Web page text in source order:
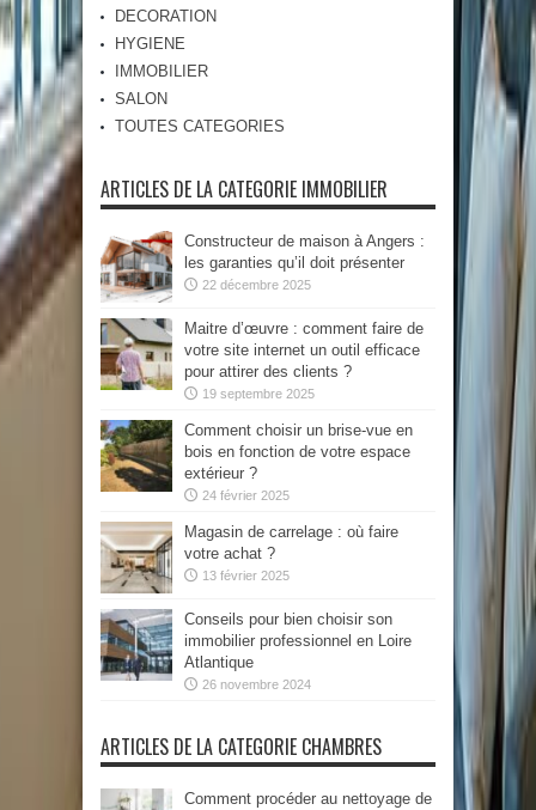
DECORATION
HYGIENE
IMMOBILIER
SALON
TOUTES CATEGORIES
ARTICLES DE LA CATEGORIE IMMOBILIER
Constructeur de maison à Angers :
les garanties qu’il doit présenter
22 décembre 2025
Maitre d’œuvre : comment faire de
votre site internet un outil efficace
pour attirer des clients ?
19 septembre 2025
Comment choisir un brise-vue en
bois en fonction de votre espace
extérieur ?
24 février 2025
Magasin de carrelage : où faire
votre achat ?
13 février 2025
Conseils pour bien choisir son
immobilier professionnel en Loire
Atlantique
26 novembre 2024
ARTICLES DE LA CATEGORIE CHAMBRES
Comment procéder au nettoyage de